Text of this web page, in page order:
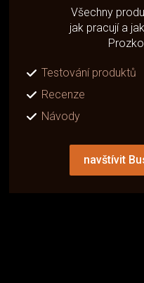
Všechny
jak pracují a
Testování produktů
Recenze
Návody
navštívit